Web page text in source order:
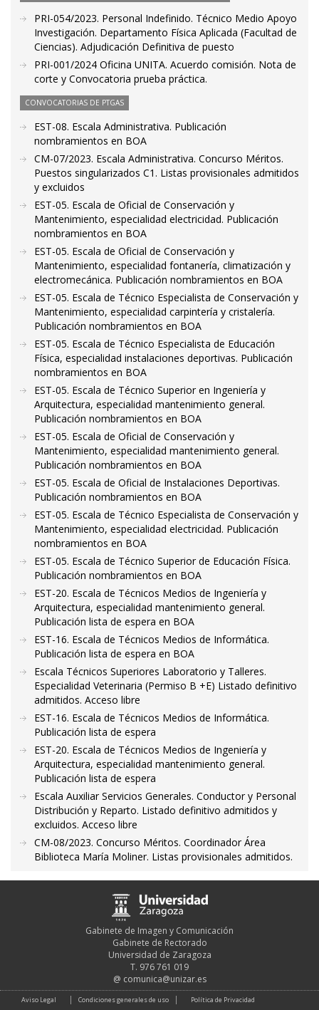
PRI-054/2023. Personal Indefinido. Técnico Medio Apoyo
Investigación. Departamento Física Aplicada (Facultad de
Ciencias). Adjudicación Definitiva de puesto
PRI-001/2024 Oficina UNITA. Acuerdo comisión. Nota de
corte y Convocatoria prueba práctica.
CONVOCATORIAS DE PTGAS
EST-08. Escala Administrativa. Publicación
nombramientos en BOA
CM-07/2023. Escala Administrativa. Concurso Méritos.
Puestos singularizados C1. Listas provisionales admitidos
y excluidos
EST-05. Escala de Oficial de Conservación y
Mantenimiento, especialidad electricidad. Publicación
nombramientos en BOA
EST-05. Escala de Oficial de Conservación y
Mantenimiento, especialidad fontanería, climatización y
electromecánica. Publicación nombramientos en BOA
EST-05. Escala de Técnico Especialista de Conservación y
Mantenimiento, especialidad carpintería y cristalería.
Publicación nombramientos en BOA
EST-05. Escala de Técnico Especialista de Educación
Física, especialidad instalaciones deportivas. Publicación
nombramientos en BOA
EST-05. Escala de Técnico Superior en Ingeniería y
Arquitectura, especialidad mantenimiento general.
Publicación nombramientos en BOA
EST-05. Escala de Oficial de Conservación y
Mantenimiento, especialidad mantenimiento general.
Publicación nombramientos en BOA
EST-05. Escala de Oficial de Instalaciones Deportivas.
Publicación nombramientos en BOA
EST-05. Escala de Técnico Especialista de Conservación y
Mantenimiento, especialidad electricidad. Publicación
nombramientos en BOA
EST-05. Escala de Técnico Superior de Educación Física.
Publicación nombramientos en BOA
EST-20. Escala de Técnicos Medios de Ingeniería y
Arquitectura, especialidad mantenimiento general.
Publicación lista de espera en BOA
EST-16. Escala de Técnicos Medios de Informática.
Publicación lista de espera en BOA
Escala Técnicos Superiores Laboratorio y Talleres.
Especialidad Veterinaria (Permiso B +E) Listado definitivo
admitidos. Acceso libre
EST-16. Escala de Técnicos Medios de Informática.
Publicación lista de espera
EST-20. Escala de Técnicos Medios de Ingeniería y
Arquitectura, especialidad mantenimiento general.
Publicación lista de espera
Escala Auxiliar Servicios Generales. Conductor y Personal
Distribución y Reparto. Listado definitivo admitidos y
excluidos. Acceso libre
CM-08/2023. Concurso Méritos. Coordinador Área
Biblioteca María Moliner. Listas provisionales admitidos.
Gabinete de Imagen y Comunicación
Gabinete de Rectorado
Universidad de Zaragoza
T. 976 761 019
@ comunica@unizar.es
Aviso Legal Condiciones generales de uso Política de Privacidad